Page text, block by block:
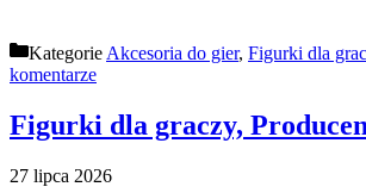
Kategorie Akcesoria do gier, Figurki dla
komentarze
Figurki dla graczy,
27 lipca 2026